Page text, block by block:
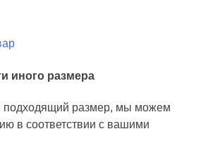
иного размера
подходящий размер, мы можем
в соответствии с вашими